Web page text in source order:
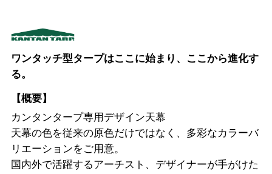
ワンタッチ型タープはここに始まり、ここから進化す
る。
【概要】
カンタンタープ専用デザイン天幕
天幕の色を従来の原色だけではなく、多彩なカラーバ
リエーションをご用意。
国内外で活躍するアーチスト、デザイナーが手がけた